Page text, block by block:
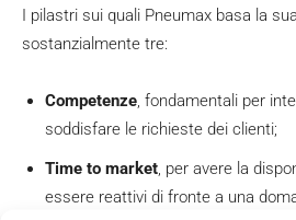
I pilastri sui quali Pneumax basa la
sostanzialmente tre:
Competenze, fondamentali per
soddisfare le richieste dei clienti;
Time to market, per avere la
essere reattivi di fronte a una